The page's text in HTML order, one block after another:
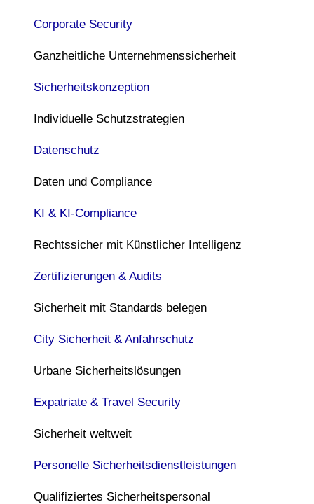
Corporate Security
Ganzheitliche Unternehmenssicherheit
Sicherheitskonzeption
Individuelle Schutzstrategien
Datenschutz
Daten und Compliance
KI & KI-Compliance
Rechtssicher mit Künstlicher Intelligenz
Zertifizierungen & Audits
Sicherheit mit Standards belegen
City Sicherheit & Anfahrschutz
Urbane Sicherheitslösungen
Expatriate & Travel Security
Sicherheit weltweit
Personelle Sicherheitsdienstleistungen
Qualifiziertes Sicherheitspersonal